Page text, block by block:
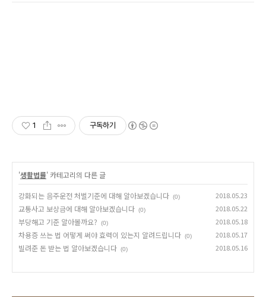
1 구독하기
'생활법률' 카테고리의 다른 글
강화되는 음주운전 처벌기준에 대해 알아보겠습니다 (0) 2018.05.23
교통사고 보상금에 대해 알아보겠습니다 (0) 2018.05.22
부당해고 기준 알아볼까요? (0) 2018.05.18
차용증 쓰는 법 어떻게 써야 효력이 있는지 알려드립니다 (0) 2018.05.17
빌려준 돈 받는 법 알아보겠습니다 (0) 2018.05.16